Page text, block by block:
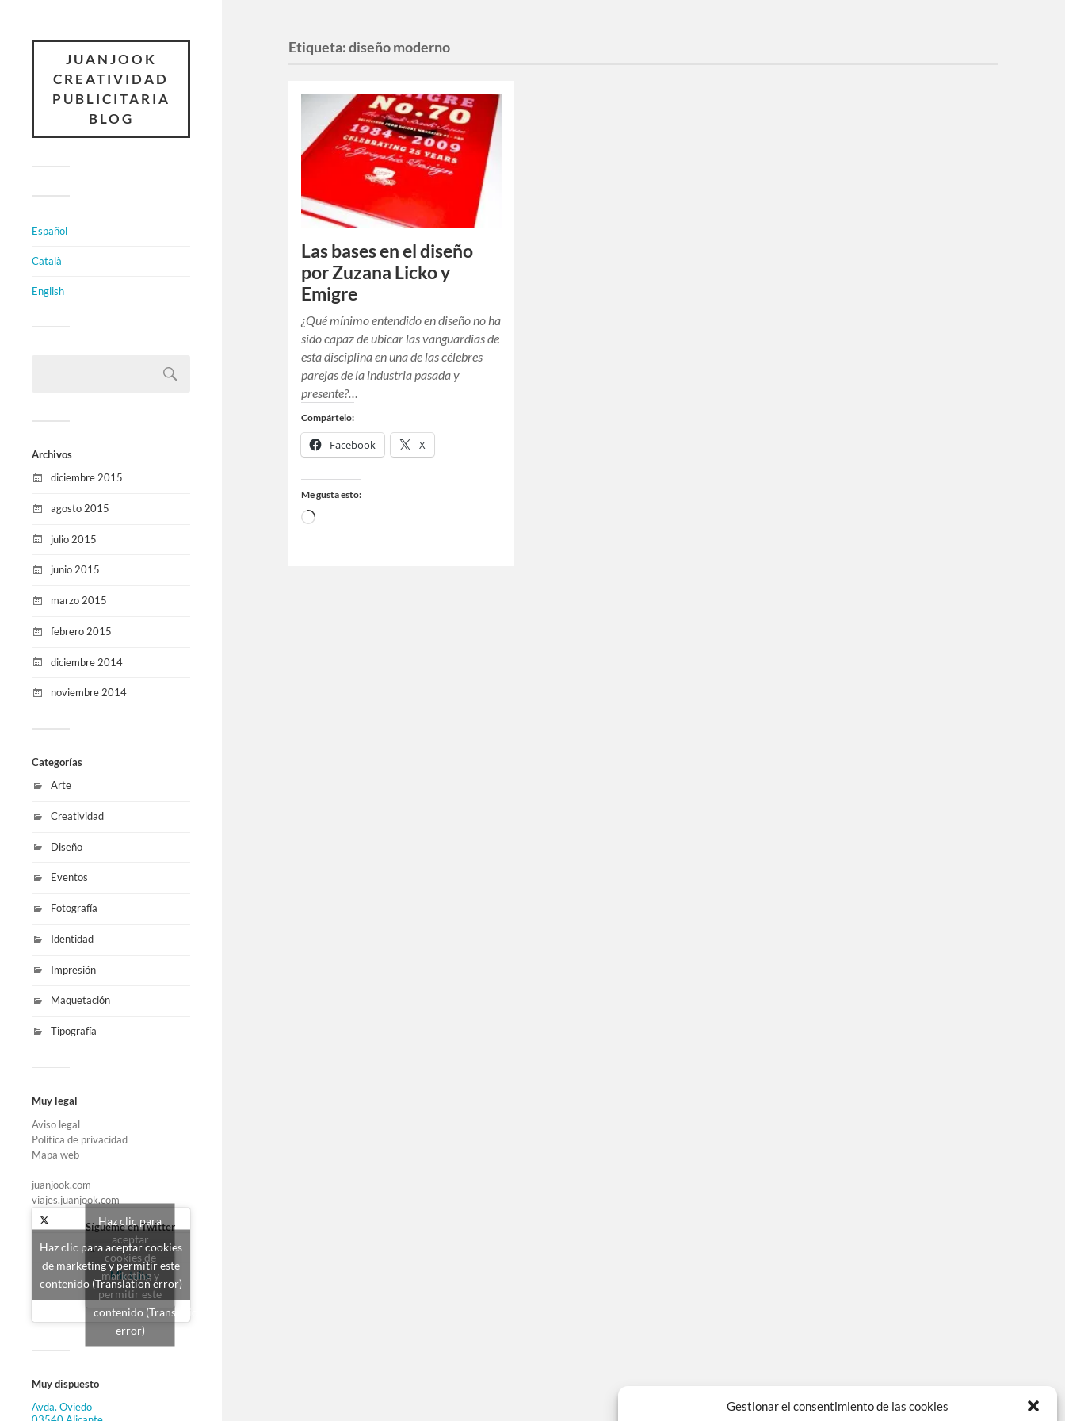
Gestionar el consentimiento de las cookies
JUANJOOK
CREATIVIDAD
PUBLICITARIA
BLOG
Español
Català
English
Archivos
diciembre 2015
agosto 2015
julio 2015
junio 2015
marzo 2015
febrero 2015
diciembre 2014
noviembre 2014
Categorías
Arte
Creatividad
Diseño
Eventos
Fotografía
Identidad
Impresión
Maquetación
Tipografía
Muy legal
Aviso legal
Política de privacidad
Mapa web
juanjook.com
viajes.juanjook.com
Sígueme en Twitter
Mis tuits
Haz clic para
aceptar
cookies de
marketing y
permitir este
contenido (Translation
error)
Haz clic para aceptar cookies
de marketing y permitir este
contenido (Translation error)
Muy dispuesto
Avda. Oviedo
Etiqueta:diseño moderno
Las bases en el diseño
por Zuzana Licko y
Emigre
¿Qué mínimo entendido en diseño no ha
sido capaz de ubicar las vanguardias de
esta disciplina en una de las célebres
parejas de la industria pasada y
presente?…
Compártelo:
Facebook X
Me gusta esto: